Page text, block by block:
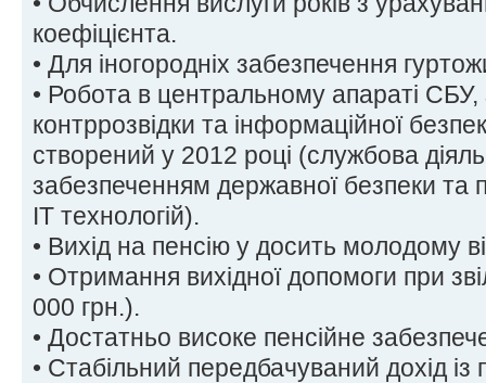
коефіцієнта.
• Для іногородніх забезпечення
• Робота в центральному апараті
контррозвідки та інформаційної
створений у 2012 році (службова
забезпеченням державної безпеки та
ІТ технологій).
• Вихід на пенсію у досить молодому
• Отримання вихідної допомоги при
000 грн.).
• Достатньо високе пенсійне
• Стабільний передбачуваний дохід